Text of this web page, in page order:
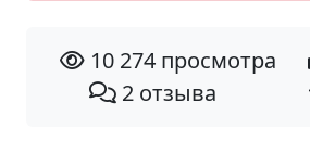
10 274 просмотра
2 отзыва